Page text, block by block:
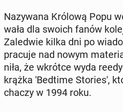
Na­zy­wa­na Królową Popu
wa­ła dla swoich fanów
Za­le­d­wie kilka dni po
pracuje nad nowym
ni­ła, że wkrótce wyda
krążka 'Bed­ti­me Sto­rie­s',
cha­czy w 1994 roku.